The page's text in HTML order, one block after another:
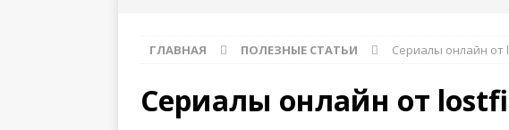
дилеммы
[ 31.07.2026 ]
Lolzteam: цифровая
База трастовых сайтов
ГЛАВНАЯ ПОЛЕЗНЫЕ СТАТЬИ Сериалы онлайн от
Сериалы онлайн от